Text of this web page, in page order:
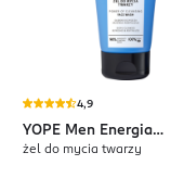
4,9
YOPE Men Energia
Oczyszczenia
żel do mycia twarzy